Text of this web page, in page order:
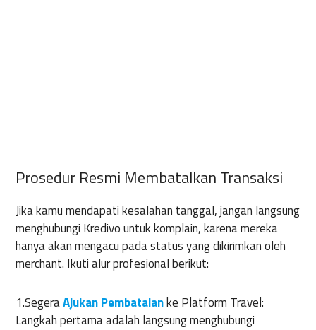
Prosedur Resmi Membatalkan Transaksi
Jika kamu mendapati kesalahan tanggal, jangan langsung
menghubungi Kredivo untuk komplain, karena mereka
hanya akan mengacu pada status yang dikirimkan oleh
merchant. Ikuti alur profesional berikut:
1.SegeraAjukan Pembatalanke Platform Travel:
Langkah pertama adalah langsung menghubungi